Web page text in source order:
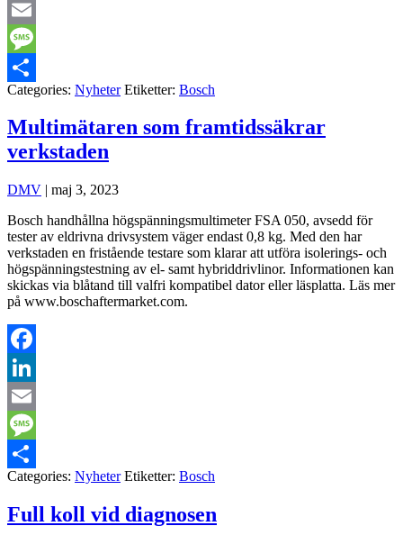
LinkedIn
Email
Message
Dela
Categories: Nyheter Etiketter: Bosch
Multimätaren som framtidssäkrar
verkstaden
DMV | maj 3, 2023
Bosch handhållna högspänningsmultimeter FSA 050, avsedd för
tester av eldrivna drivsystem väger endast 0,8 kg. Med den har
verkstaden en fristående testare som klarar att utföra isolerings- och
högspänningstestning av el- samt hybriddrivlinor. Informationen kan
skickas via blåtand till valfri kompatibel dator eller läsplatta. Läs mer
på www.boschaftermarket.com.
Facebook
LinkedIn
Email
Message
Dela
Categories: Nyheter Etiketter: Bosch
Full koll vid diagnosen